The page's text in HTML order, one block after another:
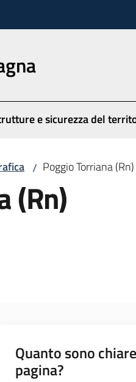
e sicurezza del
/ Poggio Torriana (Rn)
(Rn)
Quanto sono
pagina?